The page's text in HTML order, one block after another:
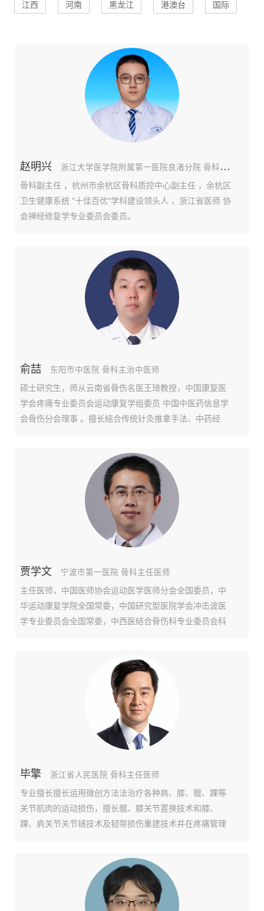
江西 河南 黑龙江 港澳台 国际
赵明兴 浙江大学医学院附属第一医院良渚分院 骨科副主任医师
骨科副主任 ，杭州市余杭区骨科质控中心副主任 ，余杭区
卫生健康系统 "十佳百优"学科建设领头人 ，浙江省医师 协
会神经修复学专业委员会委员。
俞喆 东阳市中医院 骨科主治中医师
硕士研究生，师从云南省骨伤名医王琦教授，中国康复医
学会疼痛专业委员会运动康复学组委员 中国中医药信息学
会骨伤分会理事 。擅长结合传统针灸推拿手法、中药经
节扭伤、网球肘、弹响指等疾病，联合PRP、冲击波、肌
贾学文 宁波市第一医院 骨科主任医师
主任医师，中国医师协会运动医学医师分会全国委员，中
华运动康复学院全国常委，中国研究型医院学会冲击波医
学专业委员会全国常委，中西医结合骨伤科专业委员会科
学规范化培训浙江中心副主任委员，宁波市医学会运动医
毕擎 浙江省人民医院 骨科主任医师
专业擅长擅长运用微创方法法治疗各种肩、膝、髋、踝等
关节肌肉的运动损伤，擅长髋、膝关节置换技术和膝、
踝、肩关节关节镜技术及韧带损伤重建技术并在疼痛管理
动医学中心主任中国医师协会骨科分会 委员中华医学会